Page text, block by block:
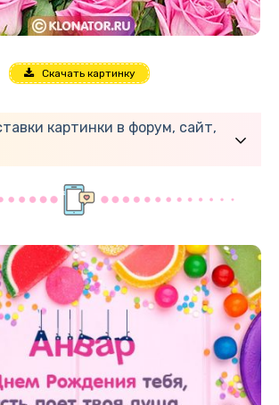
Скачать картинку
картинки в форум, сайт,